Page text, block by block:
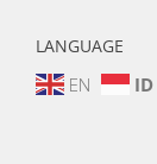
LANGUAGE
EN ID